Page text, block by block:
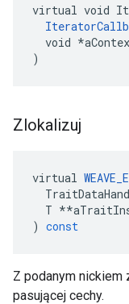
virtual void
void
)
Zlokalizuj
virtual
T **
) const
Z podanym nickiem
pasującej cechy.